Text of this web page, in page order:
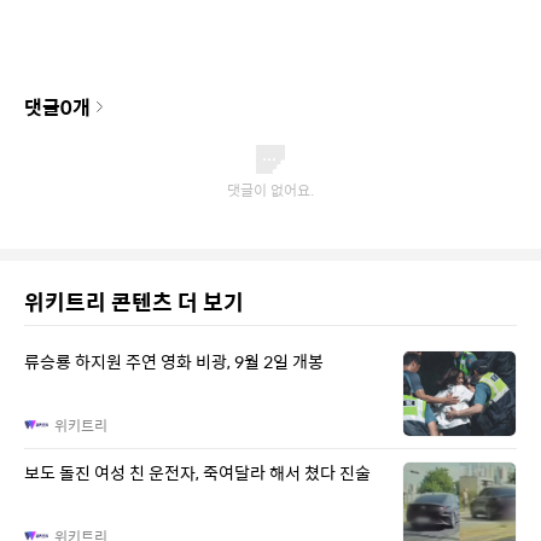
댓글0개
위키트리 콘텐츠 더 보기
류승룡 하지원 주연 영화 비광, 9월 2일 개봉
위키트리
보도 돌진 여성 친 운전자, 죽여달라 해서 쳤다 진술
위키트리